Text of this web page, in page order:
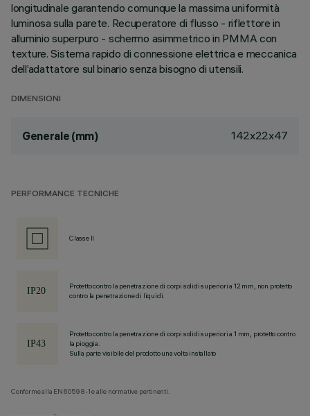
longitudinale garantendo comunque la massima uniformità
luminosa sulla parete. Recuperatore di flusso - riflettore in
alluminio superpuro - schermo asimmetrico in PMMA con
texture. Sistema rapido di connessione elettrica e meccanica
dell’adattatore sul binario senza bisogno di utensili.
DIMENSIONI
Generale (mm) 142x22x47
PERFORMANCE TECNICHE
Classe II
Protetto contro la penetrazione di corpi solidi superiori a 12 mm, non protetto
contro la penetrazione di liquidi.
Protetto contro la penetrazione di corpi solidi superiori a 1 mm, protetto contro
la pioggia.
Sulla parte visibile del prodotto una volta installato
Conforme alla EN60598-1 e alle normative pertinenti.